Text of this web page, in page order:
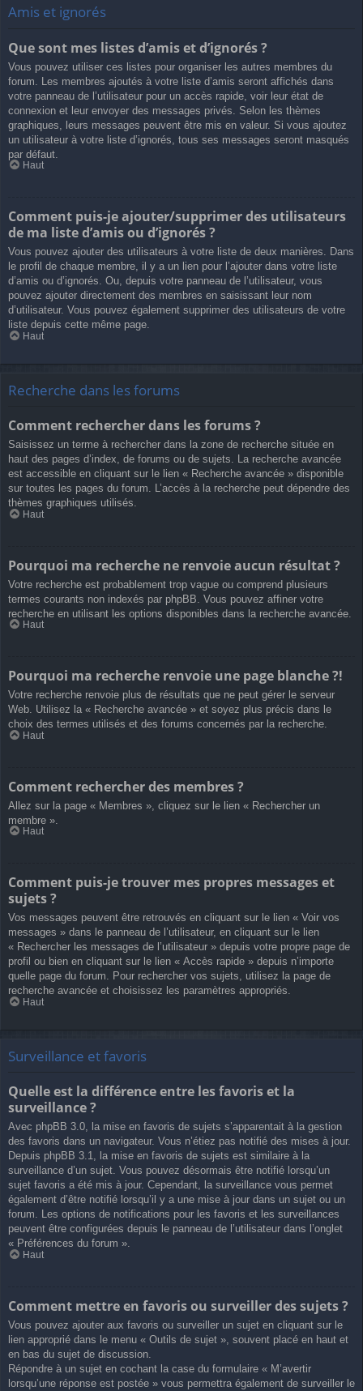
Amis et ignorés
Que sont mes listes d’amis et d’ignorés ?
Vous pouvez utiliser ces listes pour organiser les autres membres du
forum. Les membres ajoutés à votre liste d’amis seront affichés dans
votre panneau de l’utilisateur pour un accès rapide, voir leur état de
connexion et leur envoyer des messages privés. Selon les thèmes
graphiques, leurs messages peuvent être mis en valeur. Si vous ajoutez
un utilisateur à votre liste d’ignorés, tous ses messages seront masqués
par défaut.
Haut
Comment puis-je ajouter/supprimer des utilisateurs
de ma liste d’amis ou d’ignorés ?
Vous pouvez ajouter des utilisateurs à votre liste de deux manières. Dans
le profil de chaque membre, il y a un lien pour l’ajouter dans votre liste
d’amis ou d’ignorés. Ou, depuis votre panneau de l’utilisateur, vous
pouvez ajouter directement des membres en saisissant leur nom
d’utilisateur. Vous pouvez également supprimer des utilisateurs de votre
liste depuis cette même page.
Haut
Recherche dans les forums
Comment rechercher dans les forums ?
Saisissez un terme à rechercher dans la zone de recherche située en
haut des pages d’index, de forums ou de sujets. La recherche avancée
est accessible en cliquant sur le lien « Recherche avancée » disponible
sur toutes les pages du forum. L’accès à la recherche peut dépendre des
thèmes graphiques utilisés.
Haut
Pourquoi ma recherche ne renvoie aucun résultat ?
Votre recherche est probablement trop vague ou comprend plusieurs
termes courants non indexés par phpBB. Vous pouvez affiner votre
recherche en utilisant les options disponibles dans la recherche avancée.
Haut
Pourquoi ma recherche renvoie une page blanche ?!
Votre recherche renvoie plus de résultats que ne peut gérer le serveur
Web. Utilisez la « Recherche avancée » et soyez plus précis dans le
choix des termes utilisés et des forums concernés par la recherche.
Haut
Comment rechercher des membres ?
Allez sur la page « Membres », cliquez sur le lien « Rechercher un
membre ».
Haut
Comment puis-je trouver mes propres messages et
sujets ?
Vos messages peuvent être retrouvés en cliquant sur le lien « Voir vos
messages » dans le panneau de l’utilisateur, en cliquant sur le lien
« Rechercher les messages de l’utilisateur » depuis votre propre page de
profil ou bien en cliquant sur le lien « Accès rapide » depuis n’importe
quelle page du forum. Pour rechercher vos sujets, utilisez la page de
recherche avancée et choisissez les paramètres appropriés.
Haut
Surveillance et favoris
Quelle est la différence entre les favoris et la
surveillance ?
Avec phpBB 3.0, la mise en favoris de sujets s’apparentait à la gestion
des favoris dans un navigateur. Vous n’étiez pas notifié des mises à jour.
Depuis phpBB 3.1, la mise en favoris de sujets est similaire à la
surveillance d’un sujet. Vous pouvez désormais être notifié lorsqu’un
sujet favoris a été mis à jour. Cependant, la surveillance vous permet
également d’être notifié lorsqu’il y a une mise à jour dans un sujet ou un
forum. Les options de notifications pour les favoris et les surveillances
peuvent être configurées depuis le panneau de l’utilisateur dans l’onglet
« Préférences du forum ».
Haut
Comment mettre en favoris ou surveiller des sujets ?
Vous pouvez ajouter aux favoris ou surveiller un sujet en cliquant sur le
lien approprié dans le menu « Outils de sujet », souvent placé en haut et
en bas du sujet de discussion.
Répondre à un sujet en cochant la case du formulaire « M’avertir
lorsqu’une réponse est postée » vous permettra également de surveiller le